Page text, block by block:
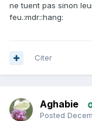
ne tuent pas sinon
feu.:mdr::hang:
Citer
Aghabie
Posted